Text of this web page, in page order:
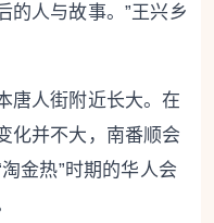
的人与故事。”王兴乡
人街附近长大。在
化并不大，南番顺会
金热”时期的华人会